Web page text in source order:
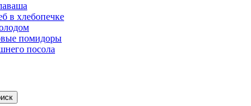
в хлебопечке
помидоры
посола